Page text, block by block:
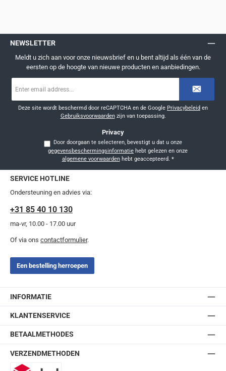
NEWSLETTER
Meldt u zich aan voor onze nieuwsbrief en u bent altijd als één van de
eersten op de hoogte van nieuwe producten en aanbiedingen.
mailadres
Deze site wordt beschermd door reCAPTCHA en de Google Privacybeleid en
Gebruiksvoorwaardenzijn van toepassing.
Privacy
Door doorgaan te selecteren, bevestigt u dat u onze
gegevensbeschermingsinformatie
algemene voorwaardenhebt geaccepteerd. *
SERVICE HOTLINE
Ondersteuning en advies via:
+31 85 40 10 130
ma-vr, 10.00 - 17.00 uur
Of via ons contactformulier.
Een bestelling herroepen
INFORMATIE
KLANTENSERVICE
BETAALMETHODES
VERZENDMETHODEN